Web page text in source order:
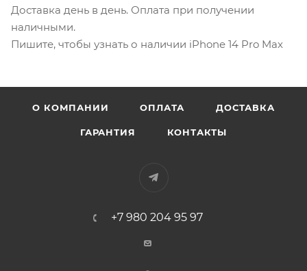
Доставка день в день. Оплата при получении
наличными.
Пишите, чтобы узнать о наличии iPhone 14 Pro Max
О КОМПАНИИ ОПЛАТА ДОСТАВКА
ГАРАНТИЯ КОНТАКТЫ
+7 980 204 95 97